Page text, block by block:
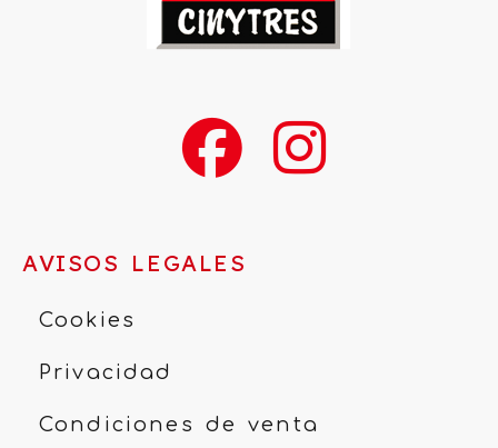
AVISOS LEGALES
Cookies
Privacidad
Condiciones de venta